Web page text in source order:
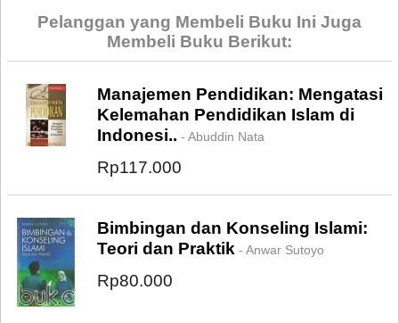
Pelanggan yang Membeli Buku Ini Juga
Membeli Buku Berikut:
Manajemen Pendidikan: Mengatasi
Kelemahan Pendidikan Islam di
Indonesi.. - Abuddin Nata
Rp117.000
Bimbingan dan Konseling Islami:
Teori dan Praktik - Anwar Sutoyo
Rp80.000